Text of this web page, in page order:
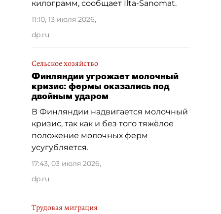
килограмм, сообщает Ilta-Sanomat.
11:10, 13 июля 2026,
dp.ru
Сельское хозяйство
Финляндии угрожает молочный
кризис: фермы оказались под
двойным ударом
В Финляндии надвигается молочный
кризис, так как и без того тяжёлое
положение молочных ферм
усугубляется.
17:43, 03 июля 2026,
dp.ru
Трудовая миграция